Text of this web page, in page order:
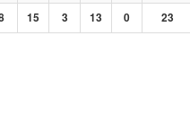
15 3 13 0 23